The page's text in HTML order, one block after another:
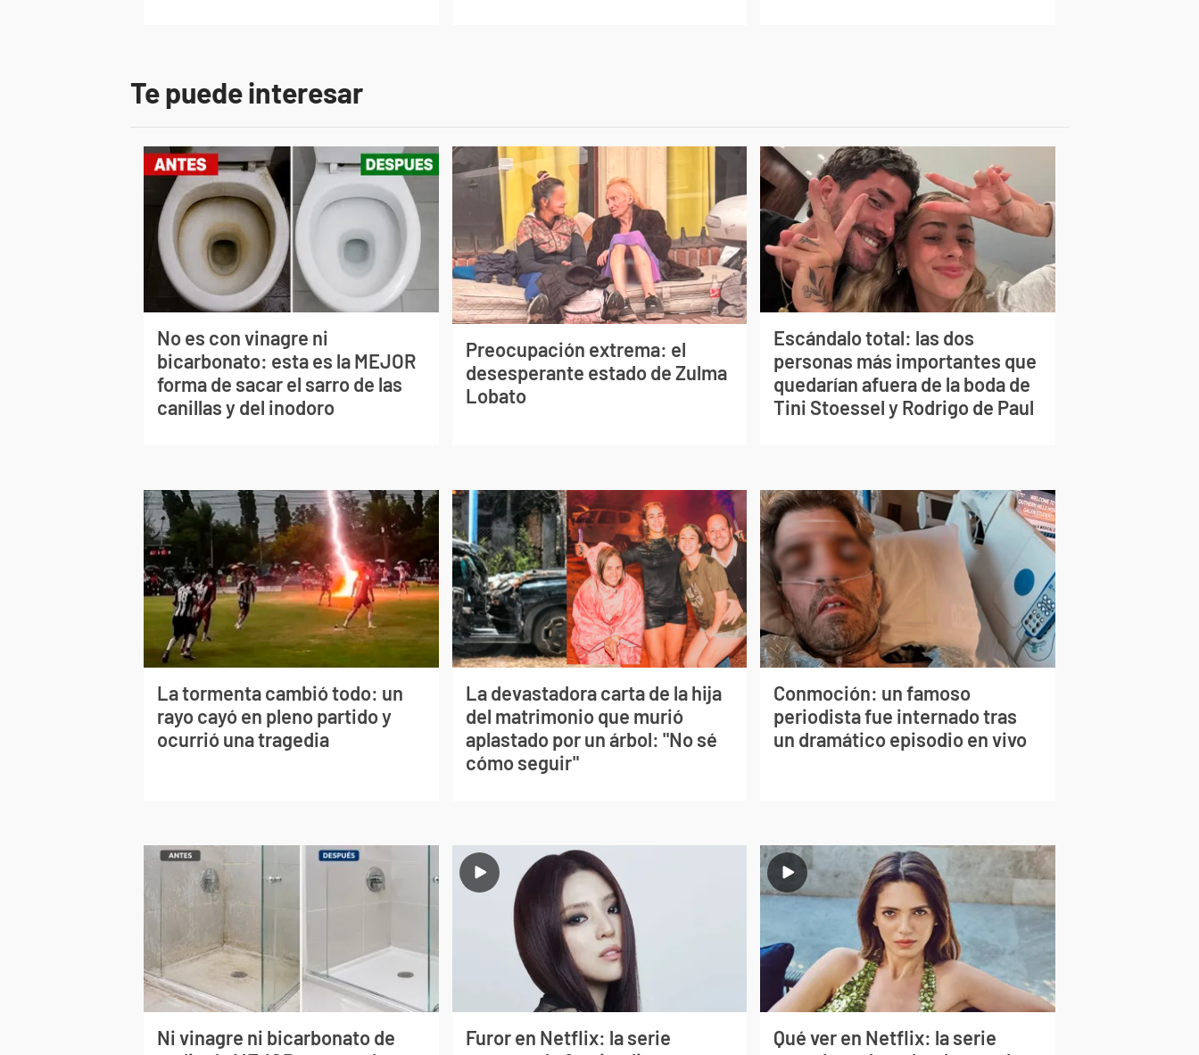
Te puede interesar
No es con vinagre ni
bicarbonato: esta es la MEJOR
forma de sacar el sarro de las
canillas y del inodoro
Preocupación extrema: el
desesperante estado de Zulma
Lobato
Escándalo total: las dos
personas más importantes que
quedarían afuera de la boda de
Tini Stoessel y Rodrigo de Paul
La tormenta cambió todo: un
rayo cayó en pleno partido y
ocurrió una tragedia
La devastadora carta de la hija
del matrimonio que murió
aplastado por un árbol: "No sé
cómo seguir"
Conmoción: un famoso
periodista fue internado tras
un dramático episodio en vivo
Ni vinagre ni bicarbonato de
Furor en Netflix: la serie
Qué ver en Netflix: la serie